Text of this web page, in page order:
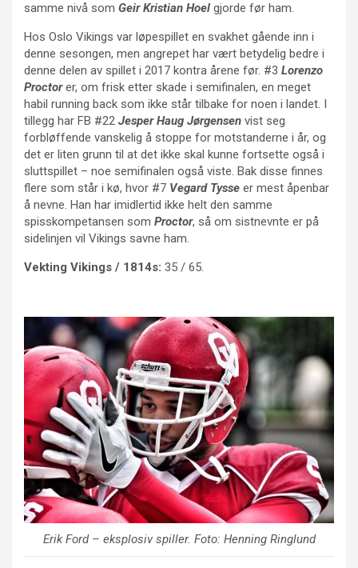
samme nivå som Geir Kristian Hoel gjorde før ham.
Hos Oslo Vikings var løpespillet en svakhet gående inn i
denne sesongen, men angrepet har vært betydelig bedre i
denne delen av spillet i 2017 kontra årene før. #3 Lorenzo
Proctorer, om frisk etter skade i semifinalen, en meget
habil running back som ikke står tilbake for noen i landet. I
tillegg har FB #22 Jesper Haug Jørgensen vist seg
forbløffende vanskelig å stoppe for motstanderne i år, og
det er liten grunn til at det ikke skal kunne fortsette også i
sluttspillet – noe semifinalen også viste. Bak disse finnes
flere som står i kø, hvor #7 Vegard Tysse er mest åpenbar
å nevne. Han har imidlertid ikke helt den samme
spisskompetansen som Proctor, så om sistnevnte er på
sidelinjen vil Vikings savne ham.
Vekting Vikings / 1814s: 35 / 65.
Erik Ford– eksplosiv spiller. Foto: Henning Ringlund